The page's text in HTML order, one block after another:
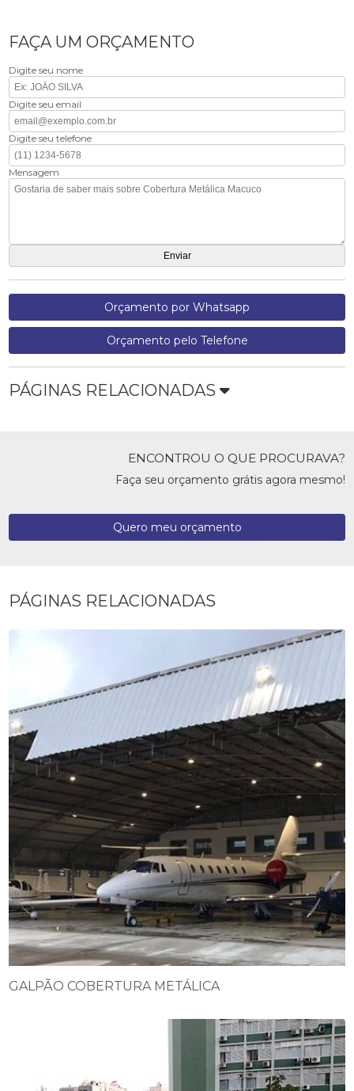
FAÇA UM ORÇAMENTO
Digite seu nome
Digite seu email
Digite seu telefone
Mensagem
Orçamento por Whatsapp
Orçamento pelo Telefone
PÁGINAS RELACIONADAS
ENCONTROU O QUE PROCURAVA?
Faça seu orçamento grátis agora mesmo!
Quero meu orçamento
PÁGINAS RELACIONADAS
GALPÃO COBERTURA METÁLICA